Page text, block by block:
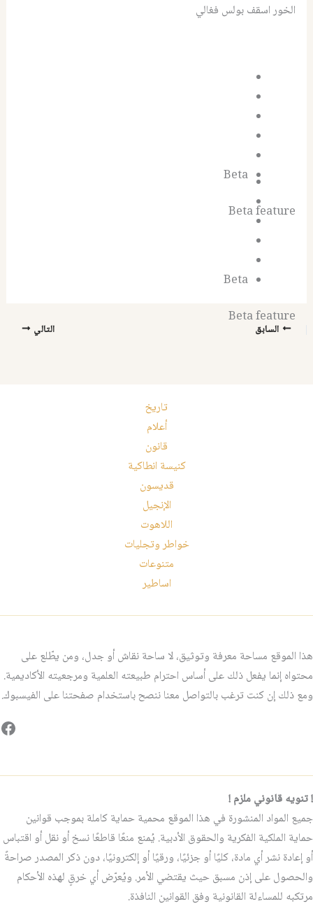
الخور اسقف بولس فغالي
Beta
Beta feature
Beta
Beta feature
السابق التالي
تاريخ
أعلام
قانون
كنيسة انطاكية
قديسون
الإنجيل
اللاهوت
خواطر وتجليات
متنوعات
اساطير
هذا الموقع مساحة معرفة وتوثيق، لا ساحة نقاش أو جدل، ومن يطّلع على
محتواه إنما يفعل ذلك على أساس احترام طبيعته العلمية ومرجعيته الأكاديمية.
ومع ذلك إن كنت ترغب بالتواصل معنا ننصح باستخدام صفحتنا على الفيسبوك.
! تنويه قانوني ملزم !
جميع المواد المنشورة في هذا الموقع محمية حماية كاملة بموجب قوانين
حماية الملكية الفكرية والحقوق الأدبية. يُمنع منعًا قاطعًا نسخ أو نقل أو اقتباس
أو إعادة نشر أي مادة، كليًا أو جزئيًا، ورقيًا أو إلكترونيًا، دون ذكر المصدر صراحةً
والحصول على إذن مسبق حيث يقتضي الأمر. ويُعرّض أي خرقٍ لهذه الأحكام
مرتكبه للمساءلة القانونية وفق القوانين النافذة.